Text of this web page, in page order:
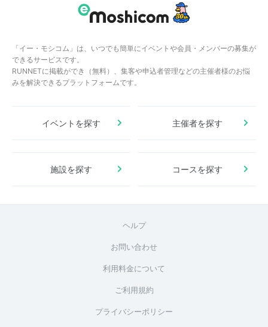
「イー・モシコム」は、いつでも簡単にイベントや会員・メンバーの募集が
できるサービスです。
RUNNETに掲載ができ（無料）、集客や申込者管理などの主催者様のお悩
みを解決できるプラットフォームです。
イベントを探す 主催者を探す
施設を探す コースを探す
ヘルプ
お問い合わせ
利用料金について
ご利用規約
プライバシーポリシー